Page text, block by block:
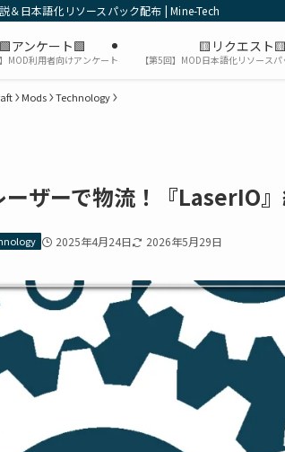
＆日本語化リソースパック配布 | Mine-Tech
🟩アンケート🟩
】MOD利用者向けアンケート
🟨リクエスト🟨
【第5回】MOD日本語化リソース
Mods Technology
ーザーで物流！『LaserIO
2025年4月24日 2026年5月29日